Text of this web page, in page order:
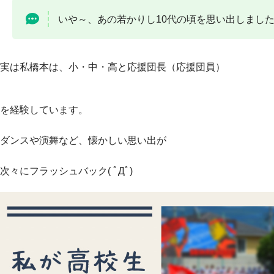
いや～、 あの若かりし10代の頃を思い出しました
実は私橋本は、小・中・高と応援団長（応援団員）
を経験しています。
ダンスや演舞など、懐かしい思い出が
次々にフラッシュバック( ﾟДﾟ)